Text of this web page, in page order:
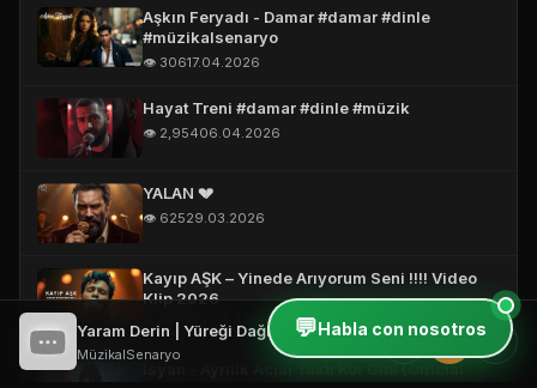
Aşkın Feryadı - Damar #damar #dinle
#müzikalsenaryo
👁️ 30617.04.2026
Hayat Treni #damar #dinle #müzik
👁️ 2,95406.04.2026
YALAN 💔
👁️ 62529.03.2026
Kayıp AŞK – Yinede Arıyorum Seni !!!! Video
Klip 2026
👁️ 1,14924.03.2026
İsyan - Ayrılık Acısı Yaktı Kor Gibi (Official
Yaram Derin | Yüreği Dağlayan Arabesk Gece Şarkı 2026
MüzikalSenaryo
⏮ ⏸ ⏭
💬Habla con nosotros